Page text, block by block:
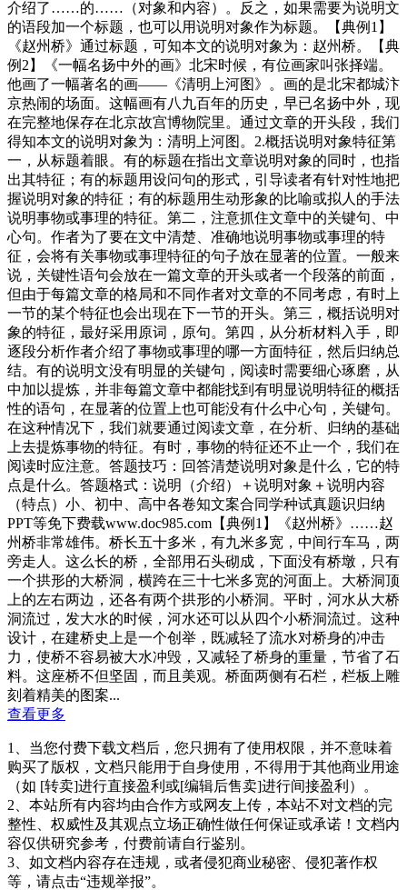
介绍了……的……（对象和内容）。反之，如果需要为说明文
的语段加一个标题，也可以用说明对象作为标题。【典例1】
《赵州桥》通过标题，可知本文的说明对象为：赵州桥。【典
例2】《一幅名扬中外的画》北宋时候，有位画家叫张择端。
他画了一幅著名的画——《清明上河图》。画的是北宋都城汴
京热闹的场面。这幅画有八九百年的历史，早已名扬中外，现
在完整地保存在北京故宫博物院里。通过文章的开头段，我们
得知本文的说明对象为：清明上河图。2.概括说明对象特征第
一，从标题着眼。有的标题在指出文章说明对象的同时，也指
出其特征；有的标题用设问句的形式，引导读者有针对性地把
握说明对象的特征；有的标题用生动形象的比喻或拟人的手法
说明事物或事理的特征。第二，注意抓住文章中的关键句、中
心句。作者为了要在文中清楚、准确地说明事物或事理的特
征，会将有关事物或事理特征的句子放在显著的位置。一般来
说，关键性语句会放在一篇文章的开头或者一个段落的前面，
但由于每篇文章的格局和不同作者对文章的不同考虑，有时上
一节的某个特征也会出现在下一节的开头。第三，概括说明对
象的特征，最好采用原词，原句。第四，从分析材料入手，即
逐段分析作者介绍了事物或事理的哪一方面特征，然后归纳总
结。有的说明文没有明显的关键句，阅读时需要细心琢磨，从
中加以提炼，并非每篇文章中都能找到有明显说明特征的概括
性的语句，在显著的位置上也可能没有什么中心句，关键句。
在这种情况下，我们就要通过阅读文章，在分析、归纳的基础
上去提炼事物的特征。有时，事物的特征还不止一个，我们在
阅读时应注意。答题技巧：回答清楚说明对象是什么，它的特
点是什么。答题格式：说明（介绍）＋说明对象＋说明内容
（特点）小、初中、高中各卷知文案合同学种试真题识归纳
PPT等免下费载www.doc985.com【典例1】《赵州桥》……赵
州桥非常雄伟。桥长五十多米，有九米多宽，中间行车马，两
旁走人。这么长的桥，全部用石头砌成，下面没有桥墩，只有
一个拱形的大桥洞，横跨在三十七米多宽的河面上。大桥洞顶
上的左右两边，还各有两个拱形的小桥洞。平时，河水从大桥
洞流过，发大水的时候，河水还可以从四个小桥洞流过。这种
设计，在建桥史上是一个创举，既减轻了流水对桥身的冲击
力，使桥不容易被大水冲毁，又减轻了桥身的重量，节省了石
料。这座桥不但坚固，而且美观。桥面两侧有石栏，栏板上雕
刻着精美的图案...
查看更多
1、当您付费下载文档后，您只拥有了使用权限，并不意味着
购买了版权，文档只能用于自身使用，不得用于其他商业用途
（如 [转卖]进行直接盈利或[编辑后售卖]进行间接盈利）。
2、本站所有内容均由合作方或网友上传，本站不对文档的完
整性、权威性及其观点立场正确性做任何保证或承诺！文档内
容仅供研究参考，付费前请自行鉴别。
3、如文档内容存在违规，或者侵犯商业秘密、侵犯著作权
等，请点击“违规举报”。